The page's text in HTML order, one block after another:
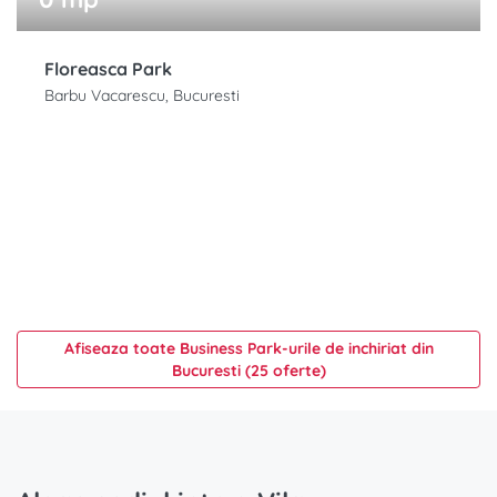
Floreasca Park
Barbu Vacarescu, Bucuresti
Afiseaza toate Business Park-urile de inchiriat din
Bucuresti (25 oferte)